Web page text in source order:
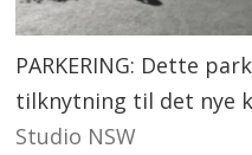
PARKERING: Dette
tilknytning til det nye
Studio NSW